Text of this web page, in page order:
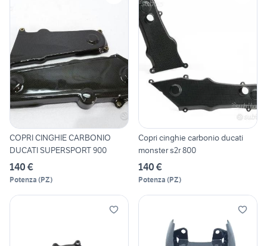
COPRI CINGHIE CARBONIO
DUCATI SUPERSPORT 900
140 €
Potenza (PZ)
Copri cinghie carbonio ducati
monster s2r 800
140 €
Potenza (PZ)